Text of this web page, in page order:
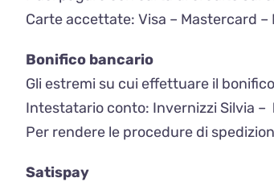
Carte accettate: Visa – Mastercard –
Bonifico bancario
Gli estremi su cui effettuare il
Intestatario conto: Invernizzi Silvia –
Per rendere le procedure di
Satispay